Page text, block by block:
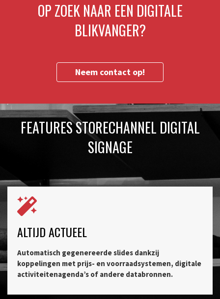
OP ZOEK NAAR EEN DIGITALE
BLIKVANGER?
Neem contact op!
FEATURES STORECHANNEL DIGITAL
SIGNAGE
ALTIJD ACTUEEL
Automatisch gegenereerde slides dankzij
koppelingen met prijs- en voorraadsystemen, digitale
activiteitenagenda’s of andere databronnen.